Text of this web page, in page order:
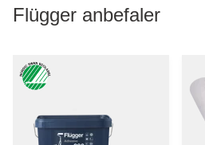
Flügger anbefaler